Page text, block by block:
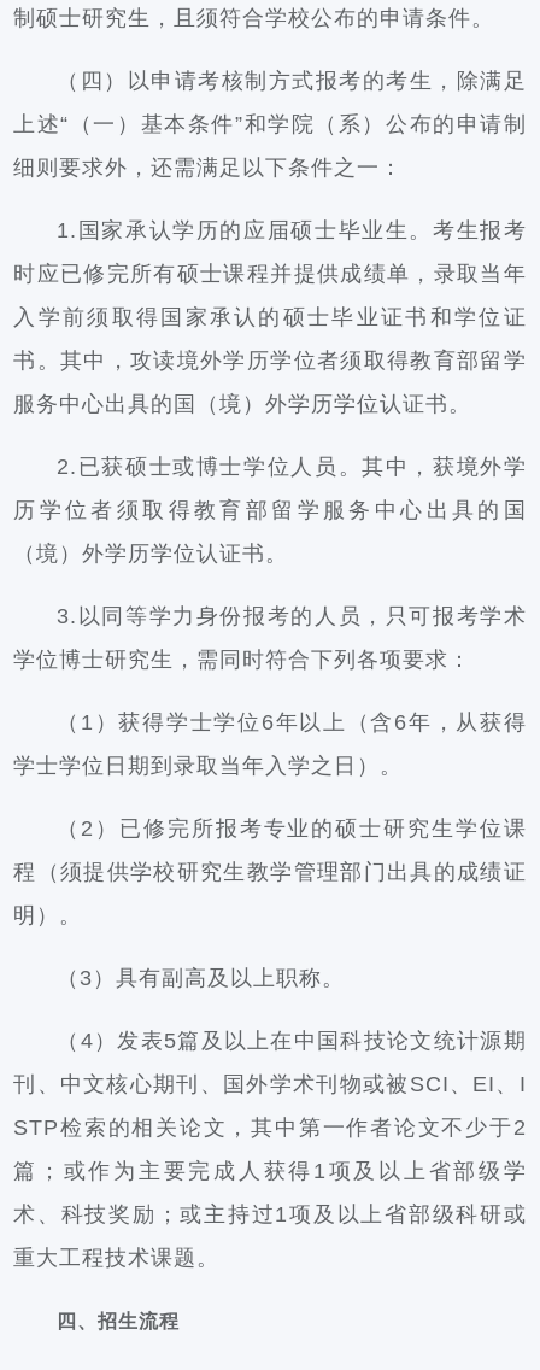
制硕士研究生，且须符合学校公布的申请条件。
（四）以申请考核制方式报考的考生，除满足
上述“（一）基本条件”和学院（系）公布的申请制
细则要求外，还需满足以下条件之一：
1.国家承认学历的应届硕士毕业生。考生报考
时应已修完所有硕士课程并提供成绩单，录取当年
入学前须取得国家承认的硕士毕业证书和学位证
书。其中，攻读境外学历学位者须取得教育部留学
服务中心出具的国（境）外学历学位认证书。
2.已获硕士或博士学位人员。其中，获境外学
历学位者须取得教育部留学服务中心出具的国
（境）外学历学位认证书。
3.以同等学力身份报考的人员，只可报考学术
学位博士研究生，需同时符合下列各项要求：
（1）获得学士学位6年以上（含6年，从获得
学士学位日期到录取当年入学之日）。
（2）已修完所报考专业的硕士研究生学位课
程（须提供学校研究生教学管理部门出具的成绩证
明）。
（3）具有副高及以上职称。
（4）发表5篇及以上在中国科技论文统计源期
刊、中文核心期刊、国外学术刊物或被SCI、EI、I
STP检索的相关论文，其中第一作者论文不少于2
篇；或作为主要完成人获得1项及以上省部级学
术、科技奖励；或主持过1项及以上省部级科研或
重大工程技术课题。
四、招生流程